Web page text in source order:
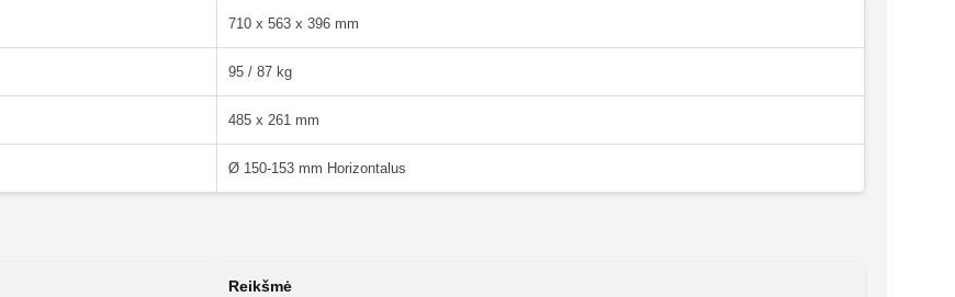
710 x 563 x 396 mm
95 / 87 kg
485 x 261 mm
Ø 150-153 mm Horizontalus
Reikšmė